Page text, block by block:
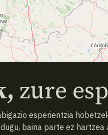
zure
esperientzia
baina parte ez hartzea